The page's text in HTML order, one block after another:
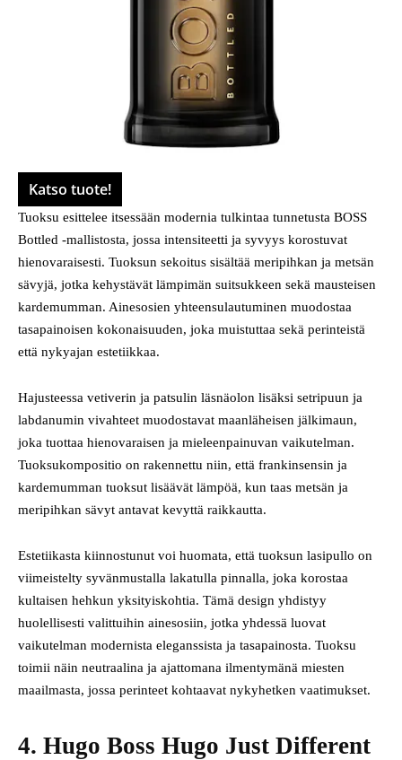
Katso tuote!
Tuoksu esittelee itsessään modernia tulkintaa tunnetusta BOSS
Bottled -mallistosta, jossa intensiteetti ja syvyys korostuvat
hienovaraisesti. Tuoksun sekoitus sisältää meripihkan ja metsän
sävyjä, jotka kehystävät lämpimän suitsukkeen sekä mausteisen
kardemumman. Ainesosien yhteensulautuminen muodostaa
tasapainoisen kokonaisuuden, joka muistuttaa sekä perinteistä
että nykyajan estetiikkaa.
Hajusteessa vetiverin ja patsulin läsnäolon lisäksi setripuun ja
labdanumin vivahteet muodostavat maanläheisen jälkimaun,
joka tuottaa hienovaraisen ja mieleenpainuvan vaikutelman.
Tuoksukompositio on rakennettu niin, että frankinsensin ja
kardemumman tuoksut lisäävät lämpöä, kun taas metsän ja
meripihkan sävyt antavat kevyttä raikkautta.
Estetiikasta kiinnostunut voi huomata, että tuoksun lasipullo on
viimeistelty syvänmustalla lakatulla pinnalla, joka korostaa
kultaisen hehkun yksityiskohtia. Tämä design yhdistyy
huolellisesti valittuihin ainesosiin, jotka yhdessä luovat
vaikutelman modernista eleganssista ja tasapainosta. Tuoksu
toimii näin neutraalina ja ajattomana ilmentymänä miesten
maailmasta, jossa perinteet kohtaavat nykyhetken vaatimukset.
4. Hugo Boss Hugo Just Different